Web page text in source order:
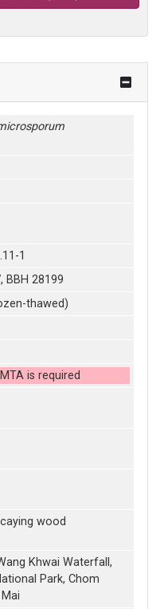
1
BBH 28199
thawed)
is required
wood
Khwai Waterfall,
Park, Chom